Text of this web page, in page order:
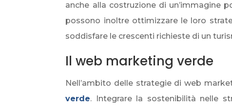
anche alla costruzione di un’immagine
possono inoltre ottimizzare le loro
soddisfare le crescenti richieste di un
Il web marketing verde
Nell’ambito delle strategie di web
verde. Integrare la sostenibilità nelle